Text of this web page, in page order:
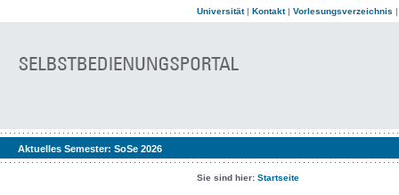
Universität| Kontakt| Vorlesungsverzeichnis
Aktuelles Semester: SoSe 2026
Sie sind hier: Startseite